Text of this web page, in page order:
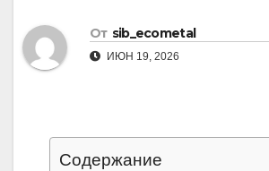
От sib_ecometal
ИЮН 19, 2026
Содержание